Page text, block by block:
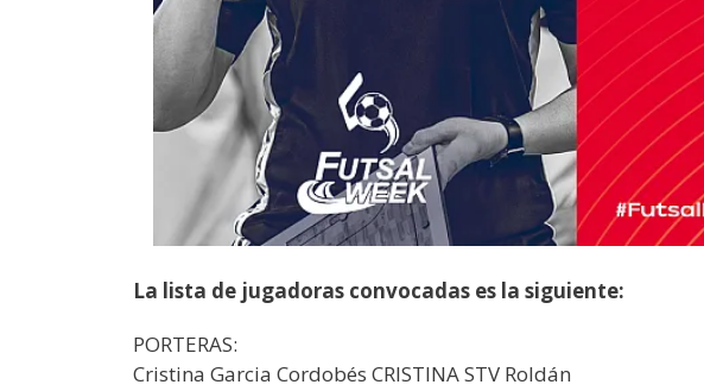
La lista de jugadoras convocadas es la siguiente:
PORTERAS:
Cristina Garcia Cordobés CRISTINA STV Roldán